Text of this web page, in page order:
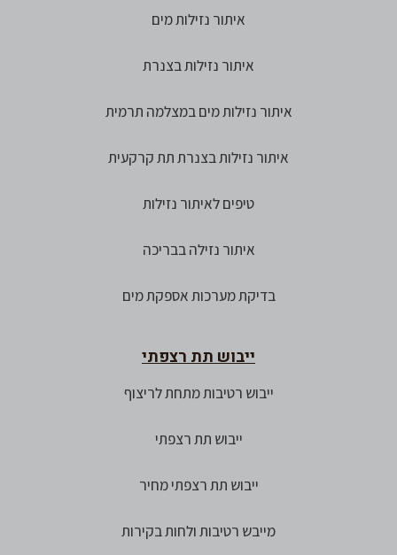
איתור נזילות מים
איתור נזילות בצנרת
איתור נזילות מים במצלמה תרמית
איתור נזילות בצנרת תת קרקעית
טיפים לאיתור נזילות
איתור נזילה בבריכה
בדיקת מערכות אספקת מים
ייבוש תת רצפתי
ייבוש רטיבות מתחת לריצוף
ייבוש תת רצפתי
ייבוש תת רצפתי מחיר
מייבש רטיבות ולחות בקירות